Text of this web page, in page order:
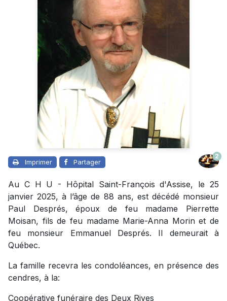
Imprimer Partager
2
Au C H U - Hôpital Saint-François d'Assise, le 25
janvier 2025, à l’âge de 88 ans, est décédé monsieur
Paul Després, époux de feu madame Pierrette
Moisan, fils de feu madame Marie-Anna Morin et de
feu monsieur Emmanuel Després. Il demeurait à
Québec.
La famille recevra les condoléances, en présence des
cendres, à la:
Coopérative funéraire des Deux Rives